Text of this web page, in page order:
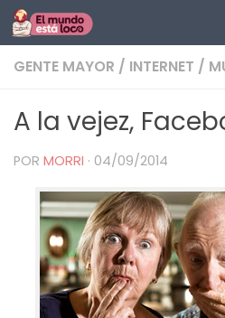
Saltar al contenido
GENTE MAYOR / INTERNET /
A la vejez,
POR MORRI · 04/09/2014